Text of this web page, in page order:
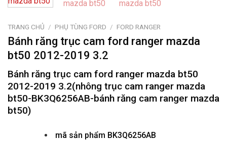
TRANG CHỦ / PHỤ TÙNG FORD / FORD RANGER
Bánh răng trục cam ford ranger mazda
bt50 2012-2019 3.2
Bánh răng trục cam ford ranger mazda bt50
2012-2019 3.2(nhông trục cam ranger mazda
bt50-BK3Q6256AB-bánh răng cam ranger mazda
bt50)
mã sản phẩm BK3Q6256AB